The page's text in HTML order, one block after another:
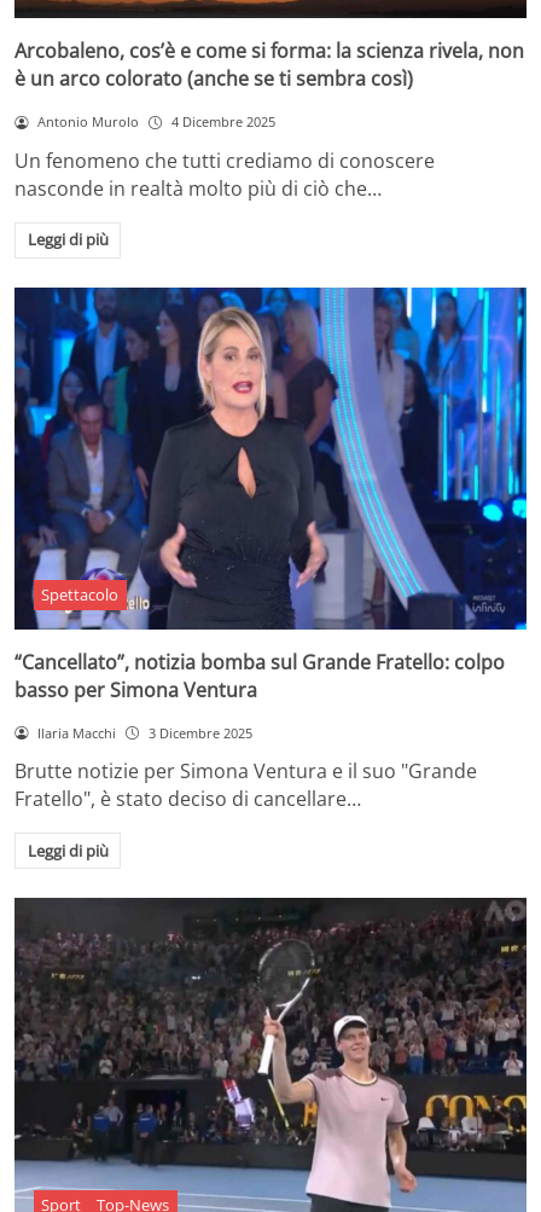
Arcobaleno, cos’è e come si forma: la scienza rivela, non
è un arco colorato (anche se ti sembra così)
Antonio Murolo 4 Dicembre 2025
Un fenomeno che tutti crediamo di conoscere
nasconde in realtà molto più di ciò che…
Leggi di più
Spettacolo
“Cancellato”, notizia bomba sul Grande Fratello: colpo
basso per Simona Ventura
Ilaria Macchi 3 Dicembre 2025
Brutte notizie per Simona Ventura e il suo "Grande
Fratello", è stato deciso di cancellare…
Leggi di più
Sport Top-News